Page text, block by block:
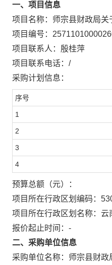
一、项目信息
项目名称： 师宗县财政局关
项目编号：
项目联系人： 殷桂萍
项目联系电话： /
采购计划信息：
序号
1
2
3
4
预算总额（元）：
项目所在行政区划编码：
项目所在行政区划名称： 云
报价起止时间：-
二、采购单位信息
采购单位名称： 师宗县财政